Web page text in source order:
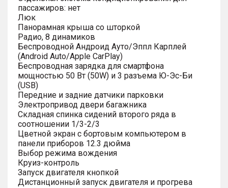
пассажиров: нет
Люк
Панорамная крыша со шторкой
Радио, 8 динамиков
Беспроводной Андроид Ауто/Эппл Карплей
(Android Auto/Apple CarPlay)
Беспроводная зарядка для смартфона
мощностью 50 Вт (50W) и 3 разъема Ю-Эс-Би
(USB)
Передние и задние датчики парковки
Электропривод двери багажника
Складная спинка сидений второго ряда в
соотношении 1/3-2/3
Цветной экран с бортовым компьютером в
панели приборов 12.3 дюйма
Выбор режима вождения
Круиз-контроль
Запуск двигателя кнопкой
Дистанционный запуск двигателя и прогрева